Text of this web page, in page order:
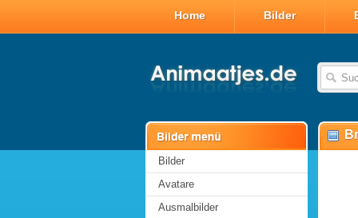
Home Bilder
Bilder
Avatare
Ausmalbilder